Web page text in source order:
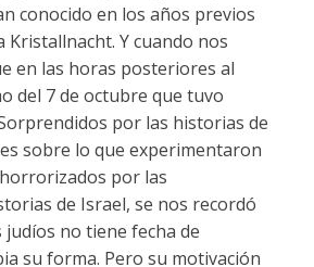
conocido en los años previos
Kristallnacht. Y cuando nos
en las horas posteriores al
del 7 de octubre que tuvo
por las historias de
sobre lo que experimentaron
por las
de Israel, se nos recordó
judíos no tiene fecha de
su forma. Pero su motivación